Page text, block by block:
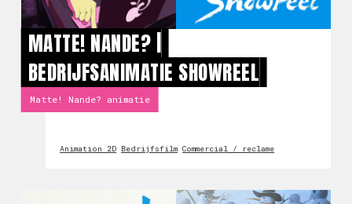
MATTE! NANDE? |
BEDRIJFSANIMATIE SHOWREEL
Matte! Nande? animatie
Animation 2D Bedrijfsfilm Commercial / reclame